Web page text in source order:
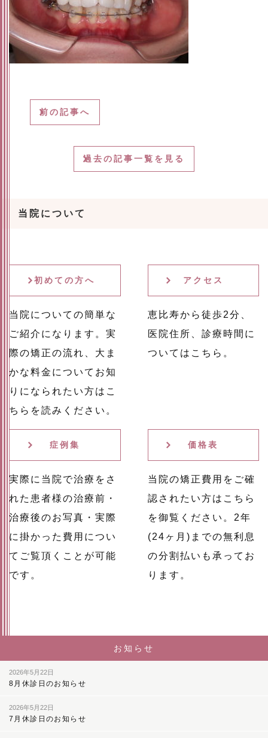
前の記事へ
過去の記事一覧を見る
当院について
初めての方へ
当院についての簡単な
ご紹介になります。実
際の矯正の流れ、大ま
かな料金についてお知
りになられたい方はこ
ちらを読みください。
アクセス
恵比寿から徒歩2分、
医院住所、診療時間に
ついてはこちら。
症例集
実際に当院で治療をさ
れた患者様の治療前・
治療後のお写真・実際
に掛かった費用につい
てご覧頂くことが可能
です。
価格表
当院の矯正費用をご確
認されたい方はこちら
を御覧ください。2年
(24ヶ月)までの無利息
の分割払いも承ってお
ります。
お知らせ
2026年5月22日
8月休診日のお知らせ
2026年5月22日
7月休診日のお知らせ